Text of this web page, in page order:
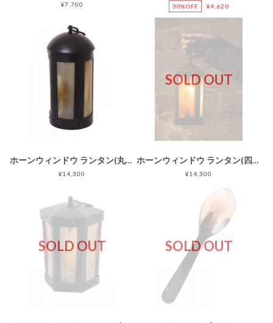
¥7,700 30%OFF ¥4,620
ホーンウィンドウ ランタン(丸型)
¥14,300
SOLD OUT
ホーンウィンドウ ランタン(四角)
¥14,300
SOLD OUT SOLD OUT